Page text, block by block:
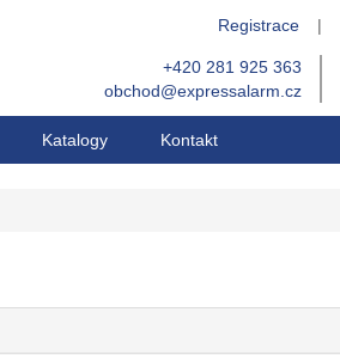
Registrace |
+420 281 925 363
obchod@expressalarm.cz
Katalogy Kontakt